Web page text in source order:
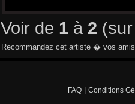
Voir de 1 à 2
Recommandez cet artiste � vos
FAQ Conditions